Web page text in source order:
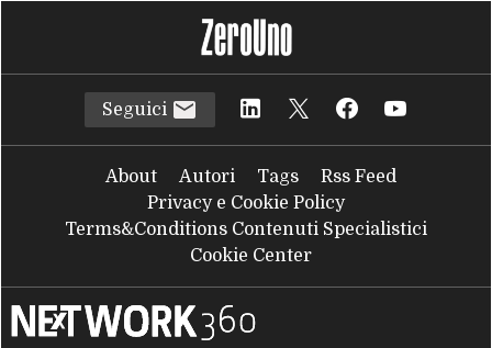
Seguici
About Autori Tags
Rss Feed
Privacy e Cookie Policy
Terms&Conditions Contenuti Specialistici
Cookie Center